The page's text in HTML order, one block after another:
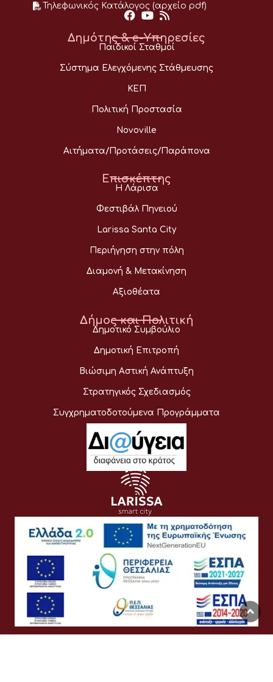
Τηλεφωνικός Κατάλογος (αρχείο pdf)
Δημότης & e-Υπηρεσίες
Παιδικοί Σταθμοί
Σύστημα Ελεγχόμενης Στάθμευσης
ΚΕΠ
Πολιτική Προστασία
Novoville
Αιτήματα/Προτάσεις/Παράπονα
Επισκέπτης
Η Λάρισα
Φεστιβάλ Πηνειού
Larissa Santa City
Περιήγηση στην πόλη
Διαμονή & Μετακίνηση
Αξιοθέατα
Δήμος και Πολιτική
Δημοτικό Συμβούλιο
Δημοτική Επιτροπή
Βιώσιμη Αστική Ανάπτυξη
Στρατηγικός Σχεδιασμός
Συγχρηματοδοτούμενα Προγράμματα